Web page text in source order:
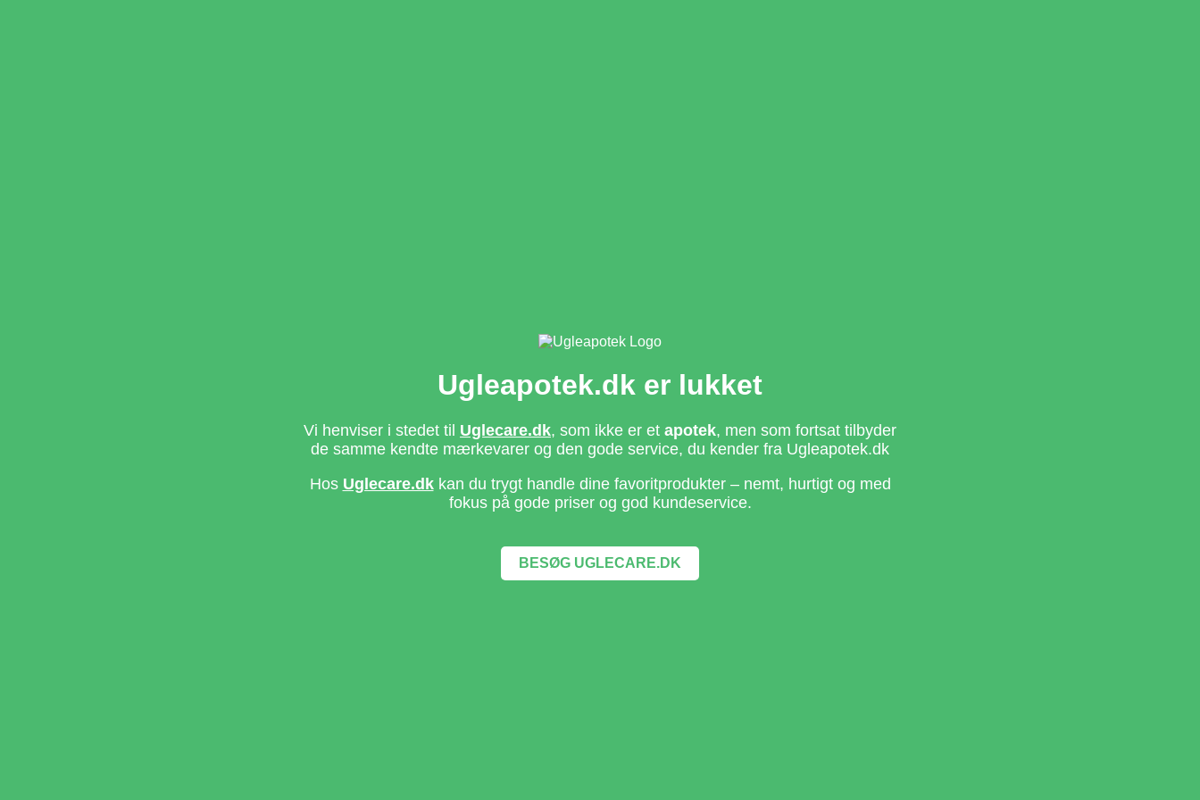
Ugleapotek.dk er lukket
Vi henviser i stedet til Uglecare.dk, som ikke er et apotek, men som fortsat tilbyder
de samme kendte mærkevarer og den gode service, du kender fra Ugleapotek.dk
Hos Uglecare.dkkan du trygt handle dine favoritprodukter – nemt, hurtigt og med
fokus på gode priser og god kundeservice.
BESØG UGLECARE.DK